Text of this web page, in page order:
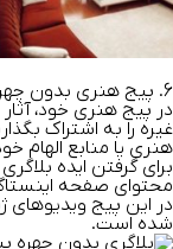
6. پیج هنری بدون چهره
در پیج هنری خود،
غیره را به اشتراک
هنری یا منابع الهام
برای گرفتن ایده
محتوای صفحه
در این پیج
شده است.